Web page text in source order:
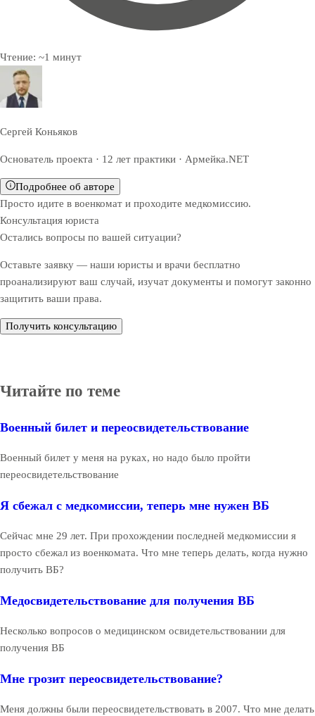
Чтение: ~1 минут
Сергей Коньяков
Основатель проекта · 12 лет практики · Армейка.NET
Подробнее об авторе
Просто идите в военкомат и проходите медкомиссию.
Консультация юриста
Остались вопросы по вашей ситуации?
Оставьте заявку — наши юристы и врачи бесплатно
проанализируют ваш случай, изучат документы и помогут законно
защитить ваши права.
Получить консультацию
Читайте по теме
Военный билет и переосвидетельствование
Военный билет у меня на руках, но надо было пройти
переосвидетельствование
Я сбежал с медкомиссии, теперь мне нужен ВБ
Сейчас мне 29 лет. При прохождении последней медкомиссии я
просто сбежал из военкомата. Что мне теперь делать, когда нужно
получить ВБ?
Медосвидетельствование для получения ВБ
Несколько вопросов о медицинском освидетельствовании для
получения ВБ
Мне грозит переосвидетельствование?
Меня должны были переосвидетельствовать в 2007. Что мне делать